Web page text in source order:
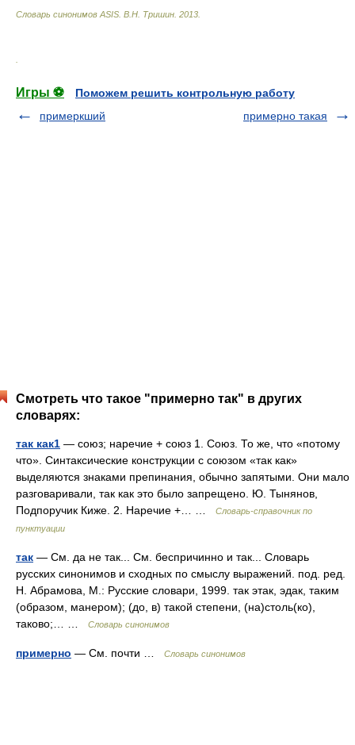
Словарь синонимов ASIS. В.Н. Тришин 2013
Игры ⚽
Поможем решить контрольную работу
примеркший
примерно такая
Смотреть что такое "примерно так" в других
словарях:
так как1 — союз; наречие + союз 1. Союз. То же, что «потому
что». Синтаксические конструкции с союзом «так как»
выделяются знаками препинания, обычно запятыми. Они мало
разговаривали, так как это было запрещено. Ю. Тынянов,
Подпоручик Киже. 2. Наречие +… …
Словарь-справочник по
пунктуации
так — См. да не так... См. беспричинно и так... Словарь
русских синонимов и сходных по смыслу выражений. под. ред.
Н. Абрамова, М.: Русские словари, 1999. так этак, эдак, таким
(образом, манером); (до, в) такой степени, (на)столь(ко),
таково;… …
Словарь синонимов
примерно — См. почти … Словарь синонимов